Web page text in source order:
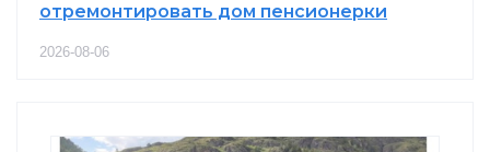
отремонтировать дом пенсионерки
2026-08-06